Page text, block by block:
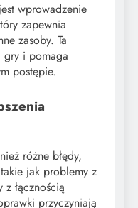
wprowadzenie
zapewnia
zasoby. Ta
gry i pomaga
postępie.
różne błędy,
jak problemy z
łącznością
przyczyniają